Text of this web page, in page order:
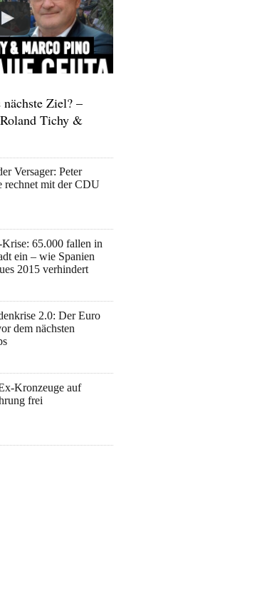
Ziel? –
Tichy &
Versager: Peter
rechnet mit der CDU
Krise: 65.000 fallen in
ein – wie Spanien
2015 verhindert
2.0: Der Euro
dem nächsten
Kronzeuge auf
frei